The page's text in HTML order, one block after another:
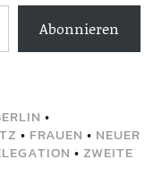
Abonnieren
•
• FRAUEN • NEUER
• ZWEITE